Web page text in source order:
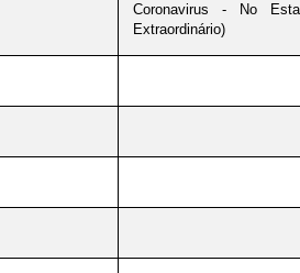
Coronavirus - No
Extraordinário)